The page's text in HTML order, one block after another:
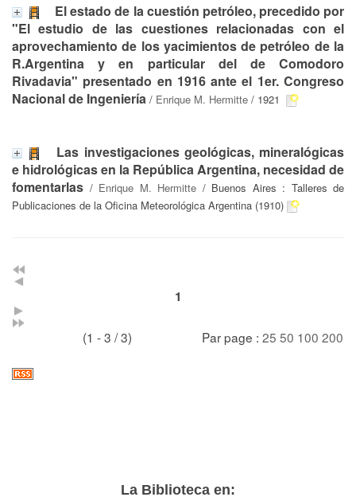
El estado de la cuestión petróleo, precedido por
"El estudio de las cuestiones relacionadas con el
aprovechamiento de los yacimientos de petróleo de la
R.Argentina y en particular del de Comodoro
Rivadavia" presentado en 1916 ante el 1er. Congreso
Nacional de Ingeniería / Enrique M. Hermitte / 1921
Las investigaciones geológicas, mineralógicas
e hidrológicas en la República Argentina, necesidad de
fomentarlas / Enrique M. Hermitte / Buenos Aires : Talleres de
Publicaciones de la Oficina Meteorológica Argentina (1910)
1
(1 - 3 / 3) Par page : 25 50 100 200
La Biblioteca en: